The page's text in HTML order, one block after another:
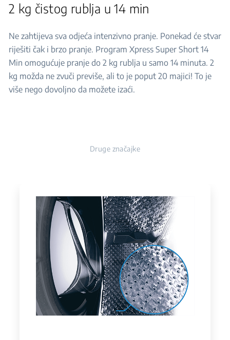
2 kg čistog rublja u 14 min
Ne zahtijeva sva odjeća intenzivno pranje. Ponekad će stvar
riješiti čak i brzo pranje. Program Xpress Super Short 14
Min omogućuje pranje do 2 kg rublja u samo 14 minuta. 2
kg možda ne zvuči previše, ali to je poput 20 majici! To je
više nego dovoljno da možete izaći.
Druge značajke